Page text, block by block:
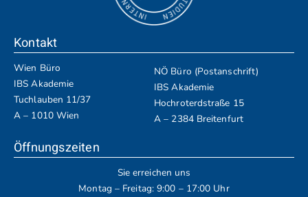
Kontakt
Wien Büro
IBS Akademie
Tuchlauben 11/37
A – 1010 Wien
NÖ Büro (Postanschrift)
IBS Akademie
Hochroterdstraße 15
A – 2384 Breitenfurt
Öffnungszeiten
Sie erreichen uns
Montag – Freitag: 9:00 – 17:00 Uhr